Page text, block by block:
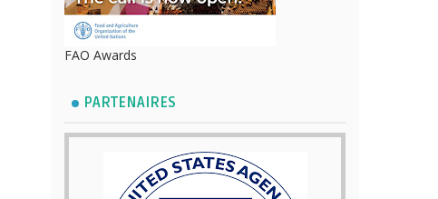
FAO Awards
PARTENAIRES